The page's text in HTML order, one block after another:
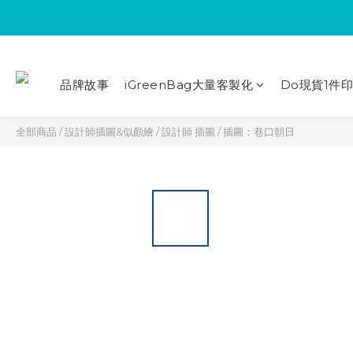
品牌故事 iGreenBag大量客製化 Do現貨1件
全部商品 /設計師插圖&似顏繪 /設計師 插圖 /插圖：巷口朝日